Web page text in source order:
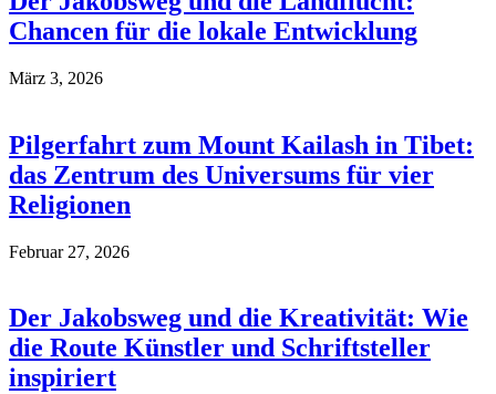
Chancen für die lokale Entwicklung
März 3, 2026
Pilgerfahrt zum Mount Kailash in Tibet:
das Zentrum des Universums für vier
Religionen
Februar 27, 2026
Der Jakobsweg und die Kreativität: Wie
die Route Künstler und Schriftsteller
inspiriert